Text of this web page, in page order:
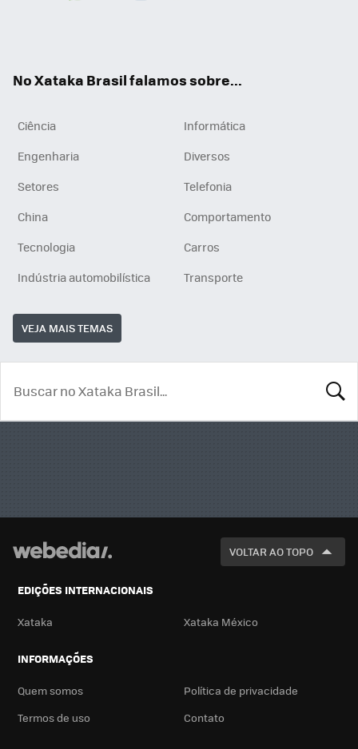
No Xataka Brasil falamos sobre...
Ciência
Informática
Engenharia
Diversos
Setores
Telefonia
China
Comportamento
Tecnologia
Carros
Indústria automobilística
Transporte
VEJA MAIS TEMAS
VOLTAR AO TOPO
EDIÇÕES INTERNACIONAIS
Xataka Xataka México
INFORMAÇÕES
Quem somos
Política de privacidade
Termos de uso
Contato